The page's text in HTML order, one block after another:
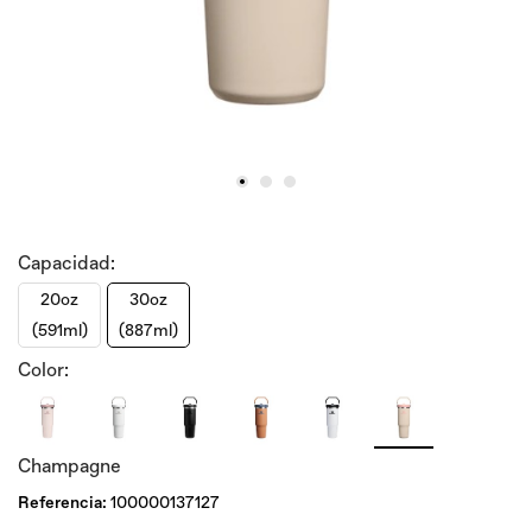
Capacidad:
20oz
(591ml)
30oz
(887ml)
Color:
Champagne
Referencia: 100000137127